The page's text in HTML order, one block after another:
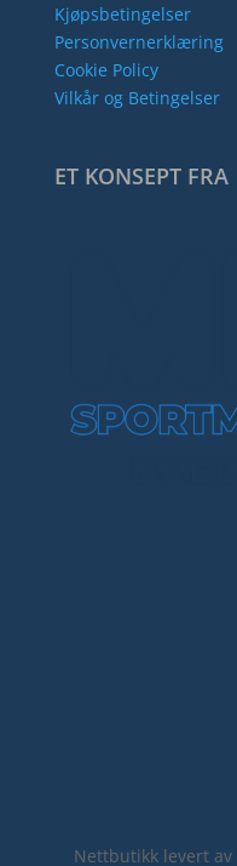
Kjøpsbetingelser
Personvernerklæring
Cookie Policy
Vilkår og Betingelser
ET KONSEPT FRA
Nettbutikk levert av